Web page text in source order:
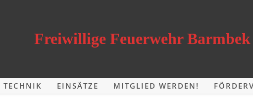
Freiwillige Feuerwehr Barmbek
TECHNIK EINSÄTZE MITGLIED WERDEN!